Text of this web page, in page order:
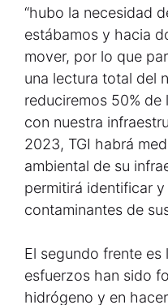
“hubo la necesidad
estábamos y hacia
mover, por lo que
una lectura total del
reduciremos 50% de
con nuestra
2023, TGI habrá
ambiental de su
permitirá identificar
contaminantes de
El segundo frente
esfuerzos han sido
hidrógeno y en